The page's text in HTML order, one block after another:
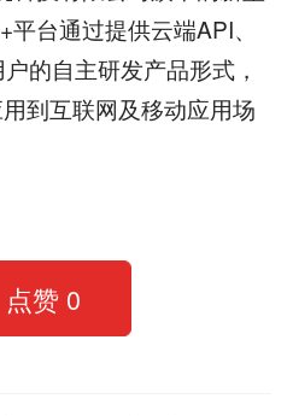
台通过提供云端API、
的自主研发产品形式，
到互联网及移动应用场
点赞 0